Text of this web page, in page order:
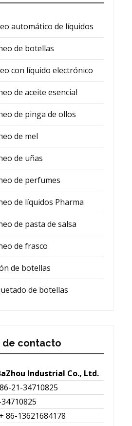
automático de líquidos
de botellas
con líquido electrónico
de aceite esencial
de pinga de ollos
de mel
de uñas
de perfumes
de líquidos Pharma
de pasta de salsa
de frasco
de botellas
de botellas
de contacto
Industrial Co., Ltd.
21-34710825
86-13621684178